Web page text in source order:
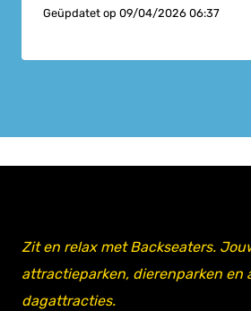
Geüpdatet op 09/04/2026 06:37
Zit en relax met Backseaters.
attractieparken, dierenparken en
dagattracties.